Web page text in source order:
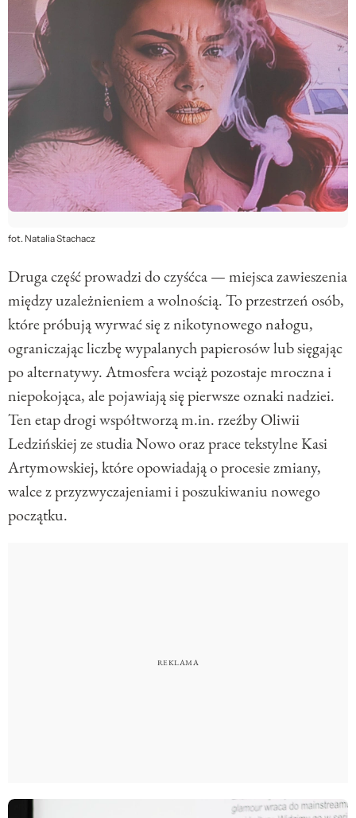
fot. Natalia Stachacz
Druga część prowadzi do czyśćca — miejsca zawieszenia
między uzależnieniem a wolnością. To przestrzeń osób,
które próbują wyrwać się z nikotynowego nałogu,
ograniczając liczbę wypalanych papierosów lub sięgając
po alternatywy. Atmosfera wciąż pozostaje mroczna i
niepokojąca, ale pojawiają się pierwsze oznaki nadziei.
Ten etap drogi współtworzą m.in. rzeźby Oliwii
Ledzińskiej ze studia Nowo oraz prace tekstylne Kasi
Artymowskiej, które opowiadają o procesie zmiany,
walce z przyzwyczajeniami i poszukiwaniu nowego
początku.